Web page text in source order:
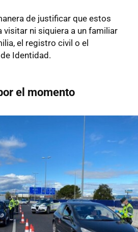
de justificar que estos
visitar ni siquiera a un familiar
el registro civil o el
Identidad.
el momento